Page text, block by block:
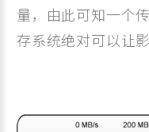
量，由此可知一个
存系统绝对可以让